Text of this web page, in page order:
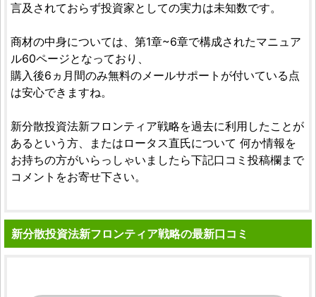
言及されておらず投資家としての実力は未知数です。
商材の中身については、第1章~6章で構成されたマニュア
ル60ページとなっており、
購入後6ヵ月間のみ無料のメールサポートが付いている点
は安心できますね。
新分散投資法新フロンティア戦略を過去に利用したことが
あるという方、またはロータス直氏について 何か情報を
お持ちの方がいらっしゃいましたら下記口コミ投稿欄まで
コメントをお寄せ下さい。
新分散投資法新フロンティア戦略の最新口コミ